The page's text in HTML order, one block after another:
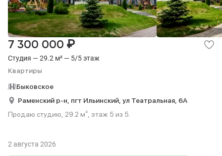
Студия — 29.2 м² — 5/5 этаж
Квартиры
7 300 000 ₽
Быковское
Раменский р-н, пгт Ильинский, ул Театральная, 6А
Продаю студию, 29.2 м², этаж 5 из 5.
2 августа 2026